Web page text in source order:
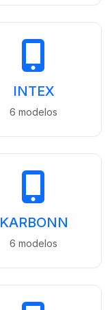
INTEX
6 modelos
KARBONN
6 modelos